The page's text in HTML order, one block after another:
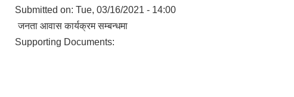
Submitted on: Tue, 03/16/2021 - 14:00
जनता आवास कार्यक्रम सम्बन्धमा
Supporting Documents: